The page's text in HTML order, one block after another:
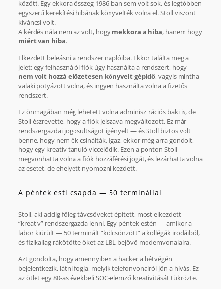
között. Egy ekkora összeg 1986-ban sem volt sok, és legtöbben
egyszerű kerekítési hibának könyvelték volna el. Stoll viszont
kíváncsi volt.
A kérdés nála nem az volt, hogy mekkora a hiba, hanem hogy
miért van hiba.
Elkezdett beleásni a rendszer naplóiba. Ekkor találta meg a
jelet: egy felhasználói fiók úgy használta a rendszert, hogy
nem volt hozzá előzetesen könyvelt gépidő, vagyis mintha
valaki potyázott volna, és ingyen használta volna a fizetős
rendszert.
Ez önmagában még lehetett volna adminisztrációs baki is, de
Stoll észrevette, hogy a fiók jelszava megváltozott. Ez már
rendszergazdai jogosultságot igényelt — és Stoll biztos volt
benne, hogy nem ők csinálták. Igaz, ekkor még arra gondolt,
hogy egy kreatív tanuló viccelődik. Ezen a ponton Stoll
megvonhatta volna a fiók hozzáférési jogát, és lezárhatta volna
az esetet, de ehelyett nyomozni kezdett.
A péntek esti csapda — 50 terminállal
Stoll, aki addig főleg távcsöveket épített, most elkezdett
“kreatív” rendszergazda lenni. Egy péntek estén — amikor a
labor kiürült — 50 terminált “kölcsönzött” a kollégák irodáiból,
és fizikailag rákötötte őket az LBL bejövő modemvonalaira.
Azt gondolta, hogy amennyiben a hacker a hétvégén
bejelentkezik, látni fogja, melyik telefonvonalról jön a hívás. Ez
az ötlet egy 80-as évekbeli SOC-elemző kreativitását tükrözte.